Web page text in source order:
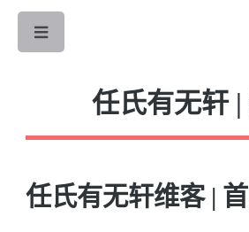
任氏有无轩 |
任氏有无轩维客 |